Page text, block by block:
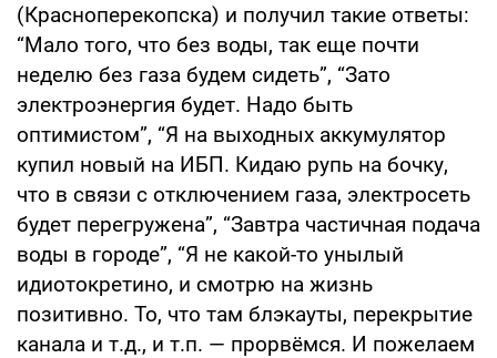
(Красноперекопска) и получил такие ответы:
“Мало того, что без воды, так еще почти
неделю без газа будем сидеть”, “Зато
электроэнергия будет. Надо быть
оптимистом”, “Я на выходных аккумулятор
купил новый на ИБП. Кидаю рупь на бочку,
что в связи с отключением газа, электросеть
будет перегружена”, “Завтра частичная подача
воды в городе”, “Я не какой-то унылый
идиотокретино, и смотрю на жизнь
позитивно. То, что там блэкауты, перекрытие
канала и т.д., и т.п. — прорвёмся. И пожелаем